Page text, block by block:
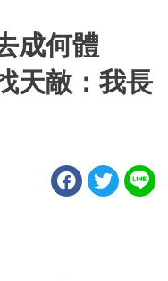
成何體
天敵：我長